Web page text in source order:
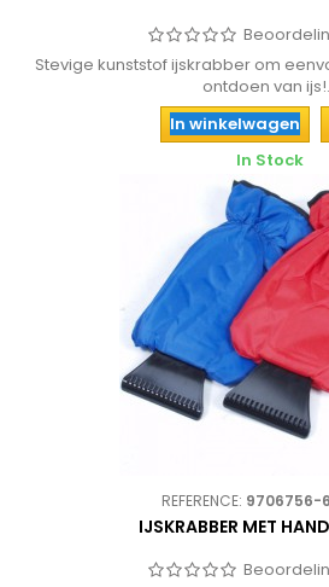
Stevige kunststof ijskrabber om
ontdoen van
In winkelwagen
In Stock
REFERENCE: 9706756-
IJSKRABBER MET